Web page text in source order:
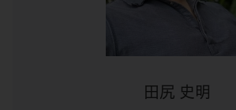
田尻 史明